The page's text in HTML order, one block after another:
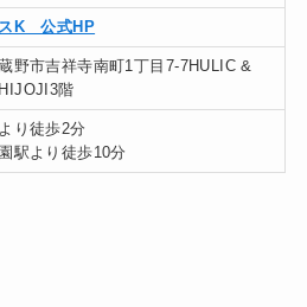
スK 公式HP
野市吉祥寺南町1丁目7-7HULIC &
階
り徒歩2分
駅より徒歩10分